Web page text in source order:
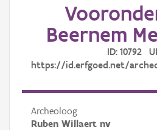
Beernem
ID: 10792
https://id.erfgoed.net/
Archeoloog
Ruben Willaert nv